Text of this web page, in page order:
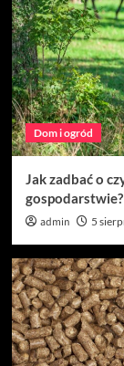
4
5
1
2
Dom i ogród
Jak zadbać o
gospodarstwie?
admin 5